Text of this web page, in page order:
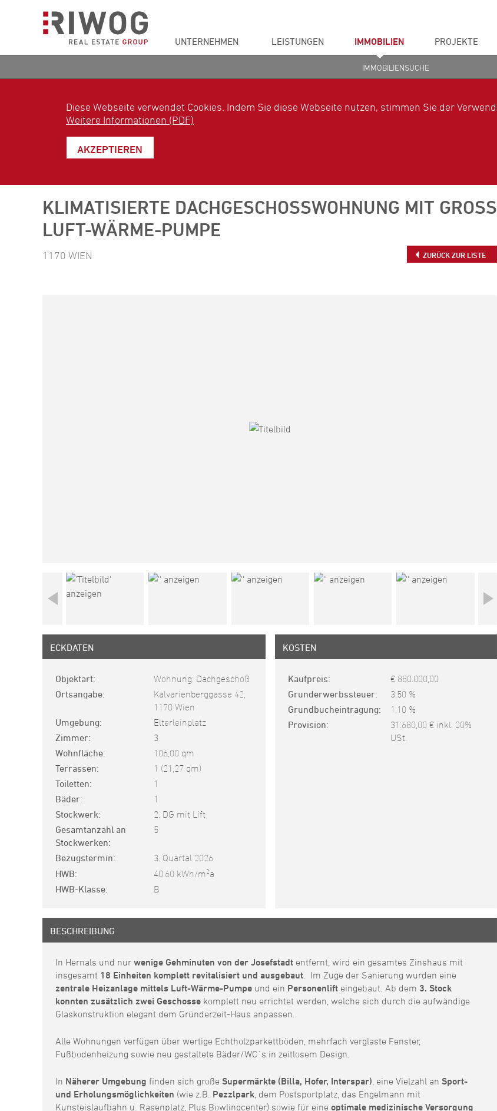
UNTERNEHMEN LEISTUNGEN IMMOBILIEN PROJEKTE
IMMOBILIENSUCHE
Diese Webseite verwendet Cookies. Indem Sie diese Webseite nutzen, stimmen Sie der
Weitere Informationen (PDF)
AKZEPTIEREN
KLIMATISIERTE DACHGESCHOSSWOHNUNG MIT
UFT-WÄRME-PUMPE
1170 WIEN ZURÜCK ZUR LISTE
ECKDATEN
Objektart
Wohnung: Dachgeschoß
Ortsangabe
Kalvarienberggasse 42,
1170 Wien
Umgebung
Elterleinplatz
Zimmer
3
Wohnfläche
106,00 qm
Terrassen
1 (21,27 qm)
Toiletten
1
Bäder
1
Stockwerk
2. DG mit Lift
Gesamtanzahl an
Stockwerken
5
Bezugstermin
3. Quartal 2026
HWB
40.60 kWh/m 2a
HWB-Klasse
B
KOSTEN
Kaufpreis
€ 880.000,00
Grunderwerbssteuer
3,50 %
Grundbucheintragung
1,10 %
Provision
31.680,00 € inkl. 20%
USt.
BESCHREIBUNG
In Hernals und nurwenige Gehminuten von der Josefstadt entfernt, wird ein gesamtes Zinshaus mit
insgesamt 18 Einheiten komplett revitalisiert und ausgebaut . Im Zuge der Sanierung wurden eine
zentrale Heizanlage mittels Luft-Wärme-Pumpe und ein Personenlift eingebaut. Ab dem 3. Stock
konnten zusätzlich zwei Geschosse komplett neu errichtet werden, welche sich durch die aufwändige
Glaskonstruktion elegant dem Gründerzeit-Haus anpassen.
Alle Wohnungen verfügen über wertige Echtholzparkettböden, mehrfach verglaste Fenster,
Fußbodenheizung sowie neu gestaltete Bäder/WC´s in zeitlosem Design.
In Näherer Umgebung finden sich großeSupermärkte (Billa, Hofer, Interspar) , eine Vielzahl anSport-
und Erholungsmöglichkeiten (wie z.B. Pezzlpark , dem Postsportplatz, das Engelmann mit
Kunsteislaufbahn u. Rasenplatz, Plus Bowlingcenter) sowie für eineoptimale medizinische Versorgung